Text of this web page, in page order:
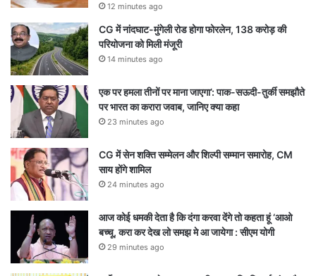
12 minutes ago
CG में नांदघाट-मुंगेली रोड होगा फोरलेन, 138 करोड़ की
परियोजना को मिली मंजूरी
14 minutes ago
एक पर हमला तीनों पर माना जाएगा’: पाक-सऊदी-तुर्की समझौते
पर भारत का करारा जवाब, जानिए क्या कहा
23 minutes ago
CG में सेन शक्ति सम्मेलन और शिल्पी सम्मान समारोह, CM
साय होंगे शामिल
24 minutes ago
आज कोई धमकी देता है कि दंगा करवा देंगे तो कहता हूं ‘आओ
बच्चू, करा कर देख लो समझ मे आ जायेगा : सीएम योगी
29 minutes ago